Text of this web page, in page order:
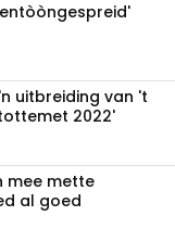
uitbreiding van 't
2022'
mee mette
al goed